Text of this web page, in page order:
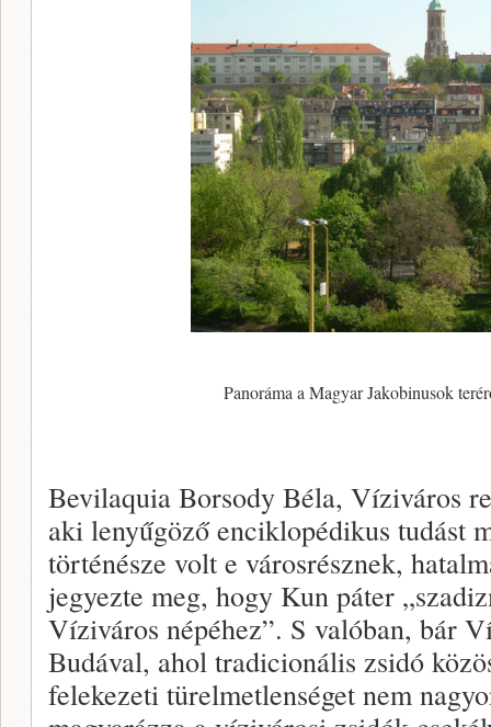
Panoráma a Magyar Jakobinusok
Bevilaquia Borsody Béla, Víziváros
aki lenyűgöző enciklopédikus tudást
történésze volt e városrésznek,
jegyezte meg, hogy Kun páter
Víziváros népéhez”. S valóban, bár
Budával, ahol tradicionális zsidó
felekezeti türelmetlenséget nem